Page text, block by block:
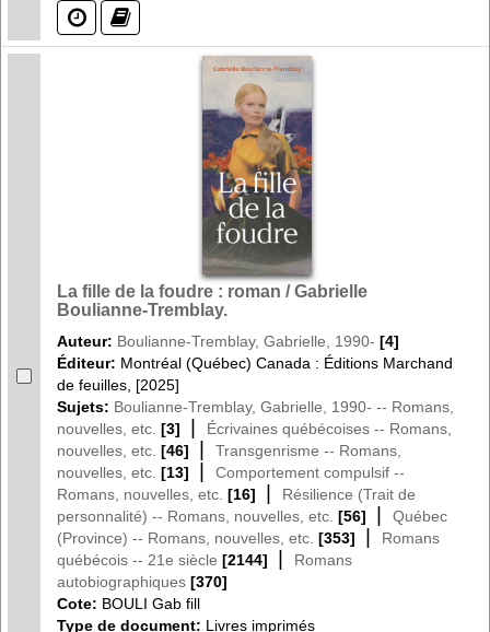
(?) (?)
La fille de la foudre : roman / Gabrielle
Boulianne-Tremblay.
Auteur: Boulianne-Tremblay, Gabrielle, 1990- [4]
Éditeur: Montréal (Québec) Canada : Éditions Marchand
de feuilles, [2025]
Sujets: Boulianne-Tremblay, Gabrielle, 1990- -- Romans,
nouvelles, etc. [3] |
Écrivaines québécoises -- Romans,
nouvelles, etc. [46] |
Transgenrisme -- Romans,
nouvelles, etc. [13] |
Comportement compulsif --
Romans, nouvelles, etc. [16] |
Résilience (Trait de
personnalité) -- Romans, nouvelles, etc. [56] |
Québec
(Province) -- Romans, nouvelles, etc. [353] |
Romans
québécois -- 21e siècle [2144] |
Romans
autobiographiques [370]
Cote: BOULI Gab fill
Type de document: Livres imprimés